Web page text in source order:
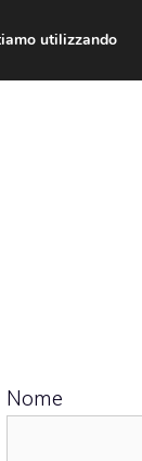
Nome
utilizzando